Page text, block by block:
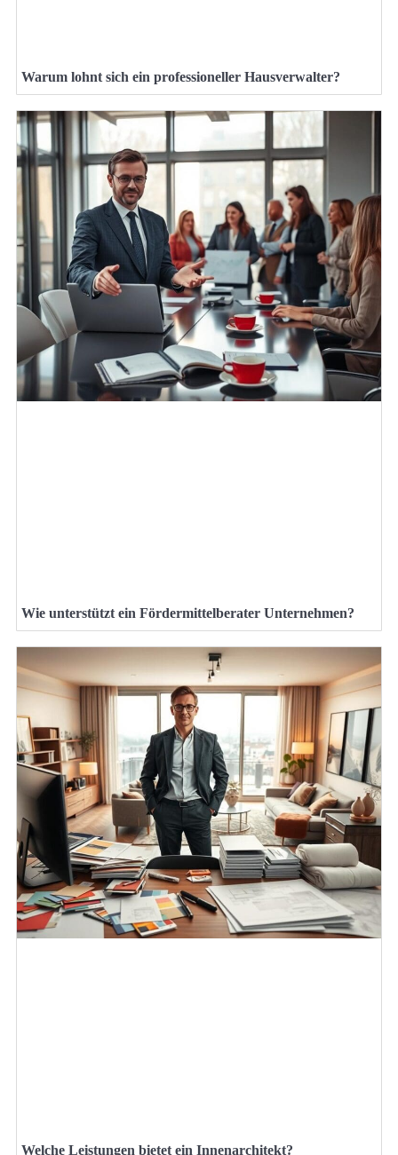
Warum lohnt sich ein professioneller Hausverwalter?
Wie unterstützt ein Fördermittelberater Unternehmen?
Welche Leistungen bietet ein Innenarchitekt?